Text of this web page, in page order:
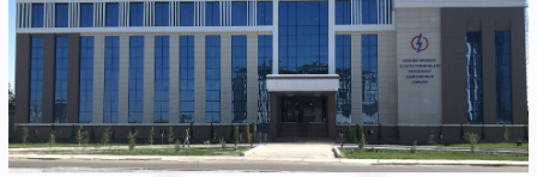
korxonasi”
AJ
“Buxoro
hududiy